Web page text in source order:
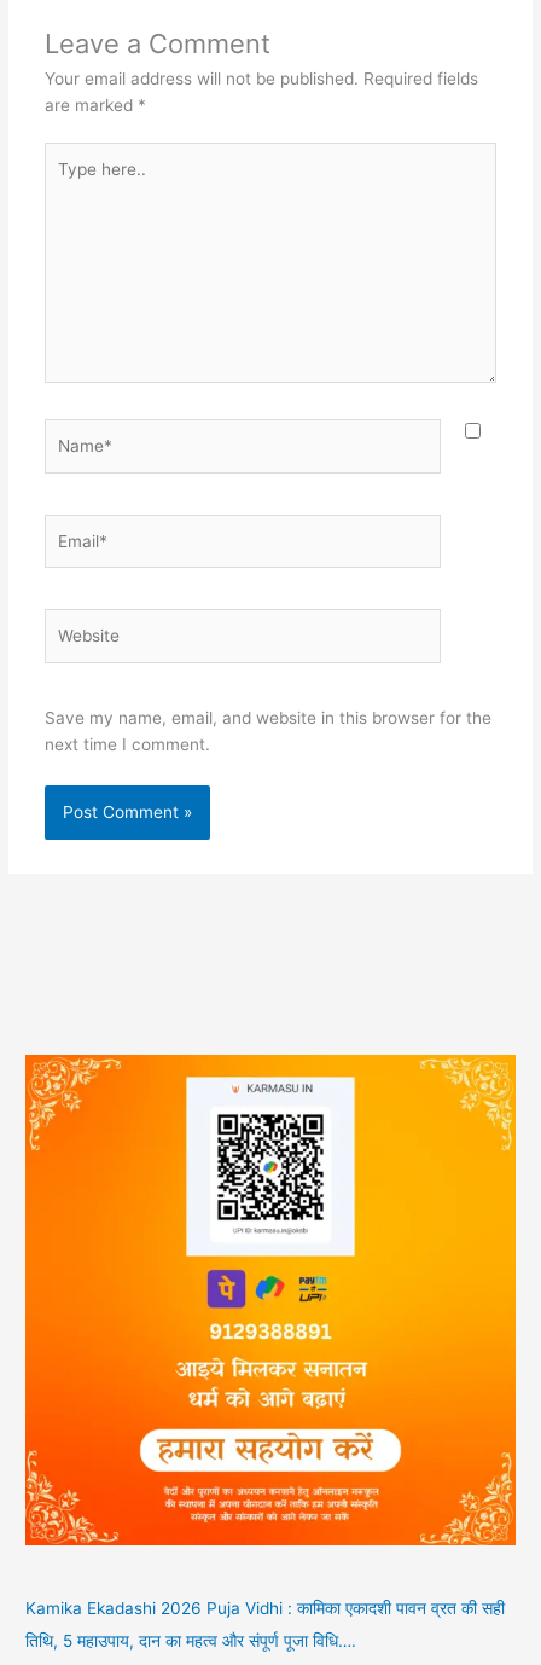
Leave a Comment
Your email address will not be published. Required fields
are marked *
here..
Save my name, email, and website in this browser for the
next time I comment.
Kamika Ekadashi 2026 Puja Vidhi : कामिका एकादशी पावन व्रत की सही
तिथि, 5 महाउपाय, दान का महत्व और संपूर्ण पूजा विधि….